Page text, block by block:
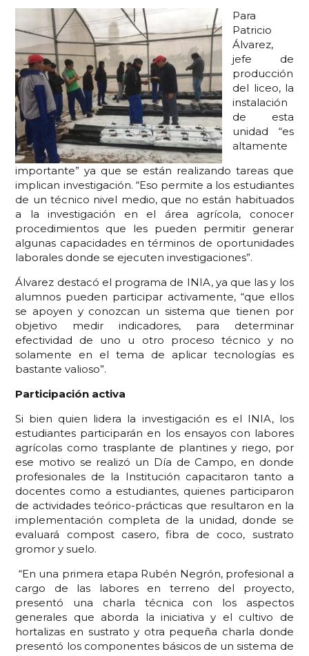
Para
Patricio
Álvarez,
jefe de
producción
del liceo, la
instalación
de esta
unidad “es
altamente
importante” ya que se están realizando tareas que
implican investigación. “Eso permite a los estudiantes
de un técnico nivel medio, que no están habituados
a la investigación en el área agrícola, conocer
procedimientos que les pueden permitir generar
algunas capacidades en términos de oportunidades
laborales donde se ejecuten investigaciones”.
Álvarez destacó el programa de INIA, ya que las y los
alumnos pueden participar activamente, “que ellos
se apoyen y conozcan un sistema que tienen por
objetivo medir indicadores, para determinar
efectividad de uno u otro proceso técnico y no
solamente en el tema de aplicar tecnologías es
bastante valioso”.
Participación activa
Si bien quien lidera la investigación es el INIA, los
estudiantes participarán en los ensayos con labores
agrícolas como trasplante de plantines y riego, por
ese motivo se realizó un Día de Campo, en donde
profesionales de la Institución capacitaron tanto a
docentes como a estudiantes, quienes participaron
de actividades teórico-prácticas que resultaron en la
implementación completa de la unidad, donde se
evaluará compost casero, fibra de coco, sustrato
gromor y suelo.
“En una primera etapa Rubén Negrón, profesional a
cargo de las labores en terreno del proyecto,
presentó una charla técnica con los aspectos
generales que aborda la iniciativa y el cultivo de
hortalizas en sustrato y otra pequeña charla donde
presentó los componentes básicos de un sistema de